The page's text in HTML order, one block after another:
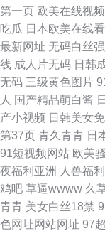
第一页 欧美在线视
吃瓜 日本欧美在线看
最新网址 无码白丝
线 成人片无码 日韩
无码 三级黄色图片
人 国产精品萌白酱
产小视频 日韩美女
第37页 青久青青 日
91短视频网站 欧美
夜福利亚洲
人兽福
鸡吧 草逼wwww 久
青青 美女白丝18禁
色网址网站网址 97